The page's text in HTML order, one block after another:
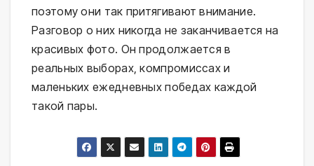
поэтому они так притягивают внимание.
Разговор о них никогда не заканчивается на
красивых фото. Он продолжается в
реальных выборах, компромиссах и
маленьких ежедневных победах каждой
такой пары.